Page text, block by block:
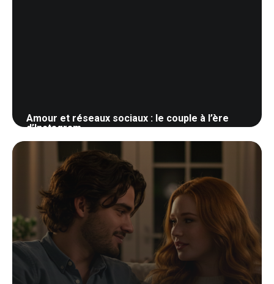
Amour et réseaux sociaux : le couple à l’ère
d’Instagram